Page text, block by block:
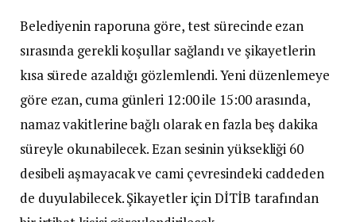
Belediyenin raporuna göre, test sürecinde ezan
sırasında gerekli koşullar sağlandı ve şikayetlerin
kısa sürede azaldığı gözlemlendi. Yeni düzenlemeye
göre ezan, cuma günleri 12:00 ile 15:00 arasında,
namaz vakitlerine bağlı olarak en fazla beş dakika
süreyle okunabilecek. Ezan sesinin yüksekliği 60
desibeli aşmayacak ve cami çevresindeki caddeden
de duyulabilecek. Şikayetler için DİTİB tarafından